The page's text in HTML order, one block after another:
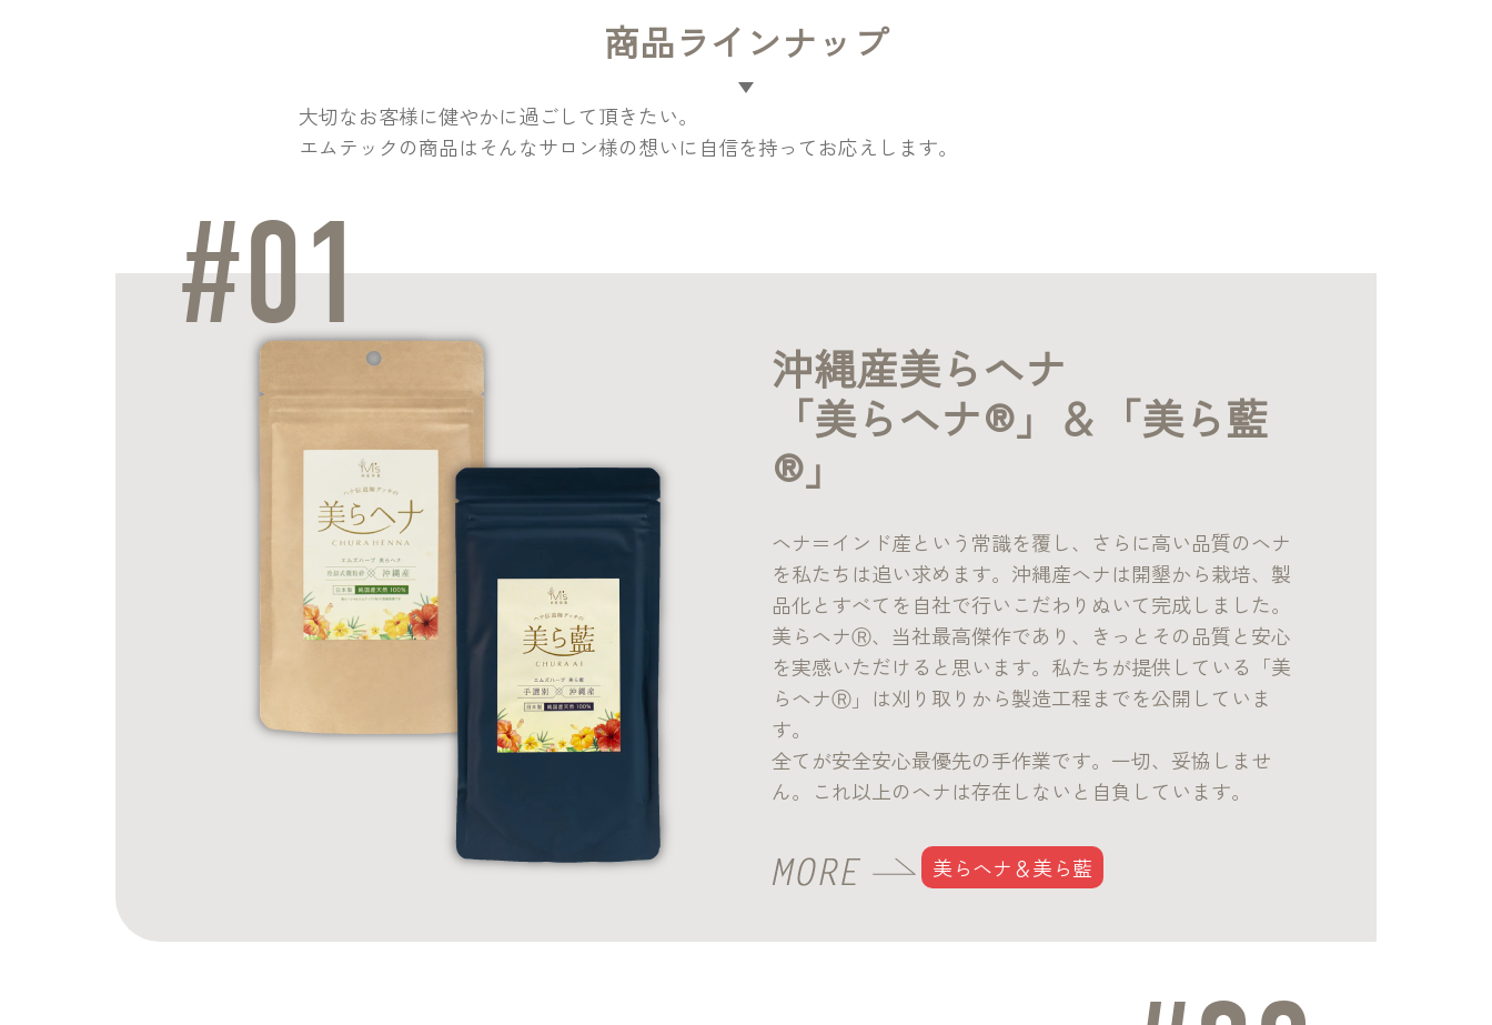
商品ラインナップ
大切なお客様に健やかに過ごして頂きたい。
エムテックの商品はそんなサロン様の想いに自信を持ってお応えします。
#01
沖縄産美らヘナ
「美らヘナ®」＆「美ら藍
®」
ヘナ＝インド産という常識を覆し、さらに高い品質のヘナ
を私たちは追い求めます。沖縄産ヘナは開墾から栽培、製
品化とすべてを自社で行いこだわりぬいて完成しました。
美らヘナⓇ、当社最高傑作であり、きっとその品質と安心
を実感いただけると思います。私たちが提供している「美
らヘナⓇ」は刈り取りから製造工程までを公開していま
す。
全てが安全安心最優先の手作業です。一切、妥協しませ
ん。これ以上のヘナは存在しないと自負しています。
美らヘナ＆美ら藍